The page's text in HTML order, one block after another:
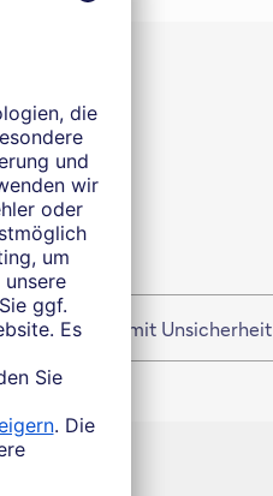
Umgang mit Unsicherheit